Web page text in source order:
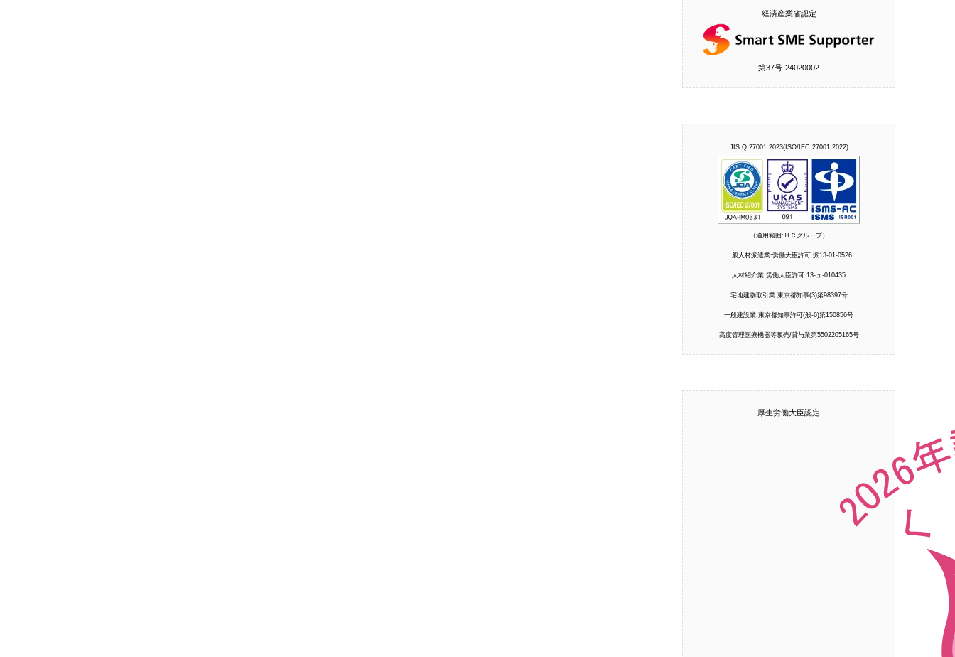
経済産業省認定
第37号‐24020002
JIS Q 27001:2023(ISO/IEC 27001:2022)
（適用範囲:ＨＣグループ）
一般人材派遣業:労働大臣許可 派13-01-0526
人材紹介業:労働大臣許可 13-ュ-010435
宅地建物取引業:東京都知事(3)第98397号
一般建設業:東京都知事許可(般-6)第150856号
高度管理医療機器等販売/貸与業第5502205165号
厚生労働大臣認定